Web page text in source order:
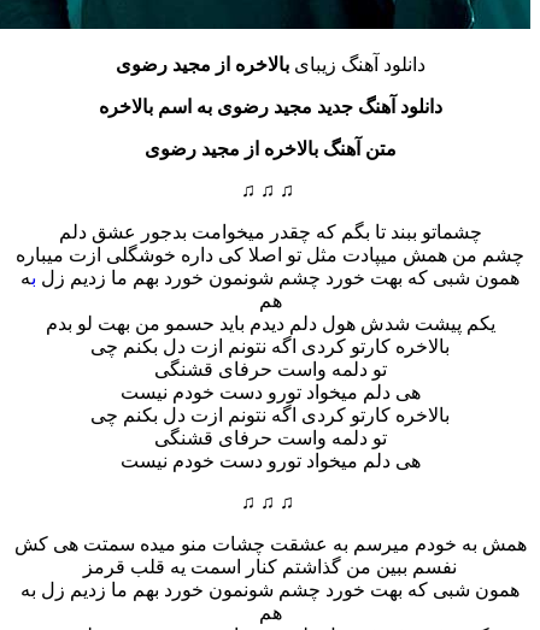
دانلود آهنگ زیبایبالاخره از مجید رضوی
دانلود آهنگ جدید مجید رضوی به اسم بالاخره
متن آهنگ بالاخره از مجید رضوی
چشماتو ببند تا بگم که چقدر میخوامت بدجور عشق دلم
همش میپادت مثل تو اصلا کی داره خوشگلی ازت میباره
شبی که بهت خورد چشم شونمون خورد بهم ما زدیم زلبه
پیشت شدش هول دلم دیدم باید حسمو من بهت لو بدم
بالاخره کارتو کردی اگه نتونم ازت دل بکنم چی
تو دلمه واست حرفای قشنگی
هی دلم میخواد تورو دست خودم نیست
بالاخره کارتو کردی اگه نتونم ازت دل بکنم چی
تو دلمه واست حرفای قشنگی
هی دلم میخواد تورو دست خودم نیست
خودم میرسم به عشقت چشات منو میده سمتت هی کش
نفسم ببین من گذاشتم کنار اسمت یه قلب قرمز
شبی که بهت خورد چشم شونمون خورد بهم ما زدیم زل به